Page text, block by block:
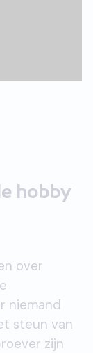
hobby
over
niemand
steun van
zijn